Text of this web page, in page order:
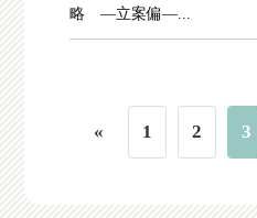
略 ―立案偏―...
« 1 2 3